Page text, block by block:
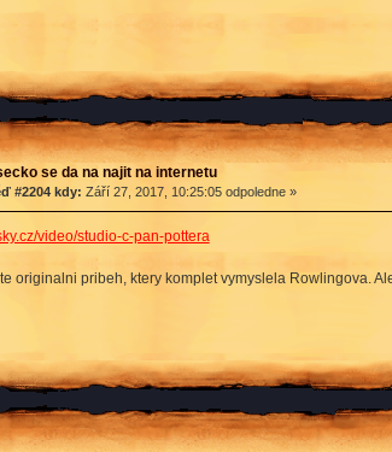
se da na najit na internetu
#2204 kdy: Září 27, 2017, 10:25:05 odpoledne »
video/studio-c-pan-pottera
originalni pribeh, ktery komplet vymyslela Rowlingova.